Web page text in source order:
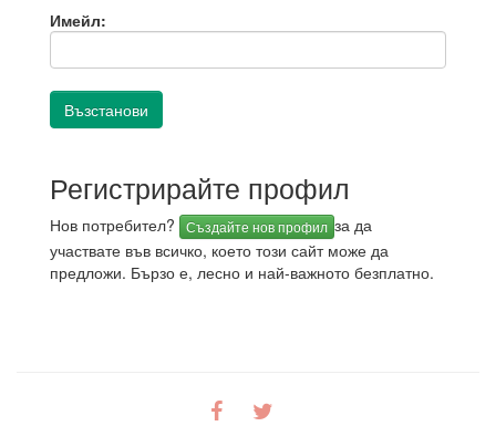
Имейл:
Регистрирайте профил
Нов потребител? Създайте нов профил за да
участвате във всичко, което този сайт може да
предложи. Бързо е, лесно и най-важното безплатно.